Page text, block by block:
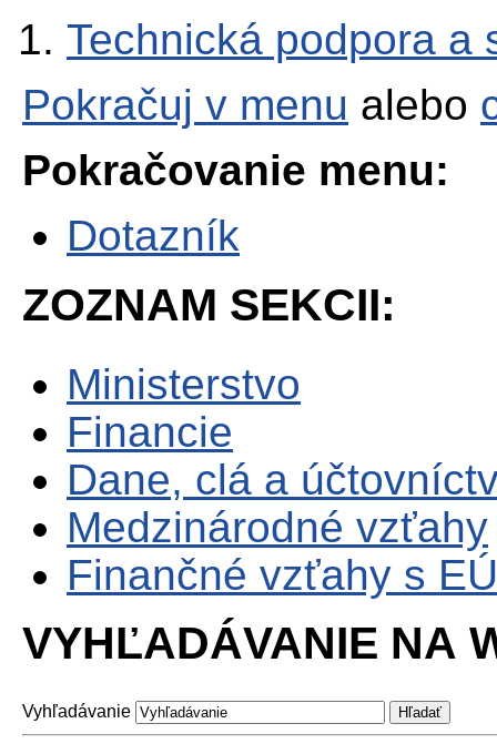
Technická podpora a
Pokračuj v menu alebo
Pokračovanie menu:
Dotazník
ZOZNAM SEKCII:
Ministerstvo
Financie
Dane, clá a
Medzinárodné vzťahy
Finančné vzťahy s EÚ
VYHĽADÁVANIE NA
Vyhľadávanie